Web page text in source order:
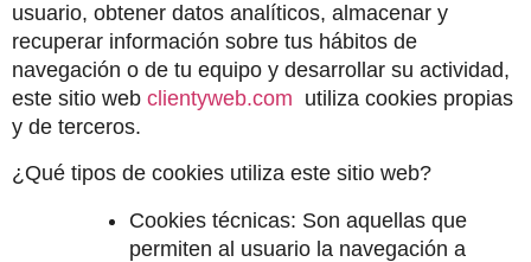
usuario, obtener datos analíticos, almacenar y
recuperar información sobre tus hábitos de
navegación o de tu equipo y desarrollar su actividad,
este sitio web clientyweb.com utiliza cookies propias
y de terceros.
¿Qué tipos de cookies utiliza este sitio web?
Cookies técnicas: Son aquellas que
permiten al usuario la navegación a